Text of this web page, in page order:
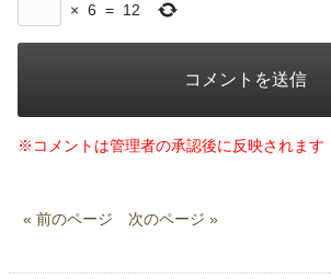
× 6 = 12
※コメントは管理者の承認後に反映されます
« 前のページ 次のページ »